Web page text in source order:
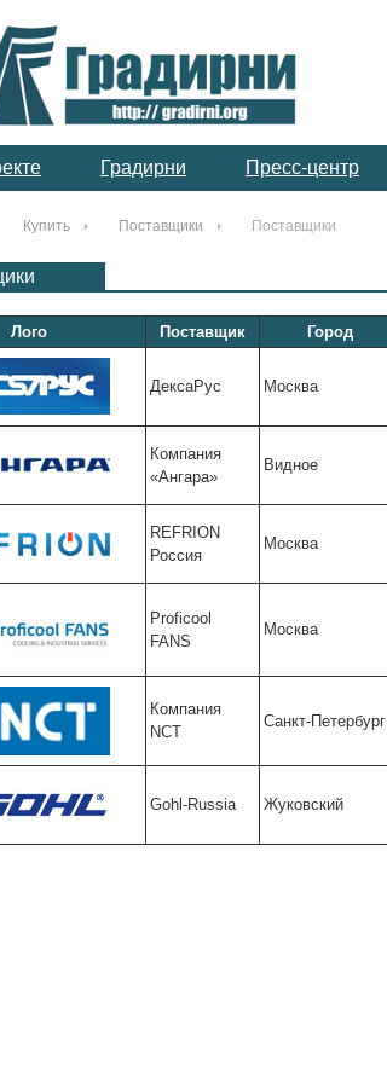
Градирни Пресс-центр
Купить Поставщики Поставщики
Лого Поставщик Город
ДексаРус Москва
Компания
«Ангара»
Видное
REFRION
Россия
Москва
Proficool
FANS
Москва
Компания
NCT
Санкт-Петербург
Gohl-Russia Жуковский